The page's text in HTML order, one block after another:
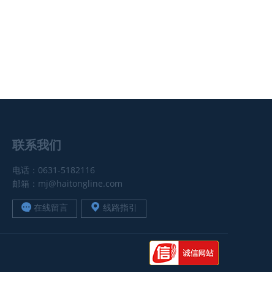
联系我们
电话：0631-5182116
邮箱：mj@haitongline.com
在线留言 线路指引